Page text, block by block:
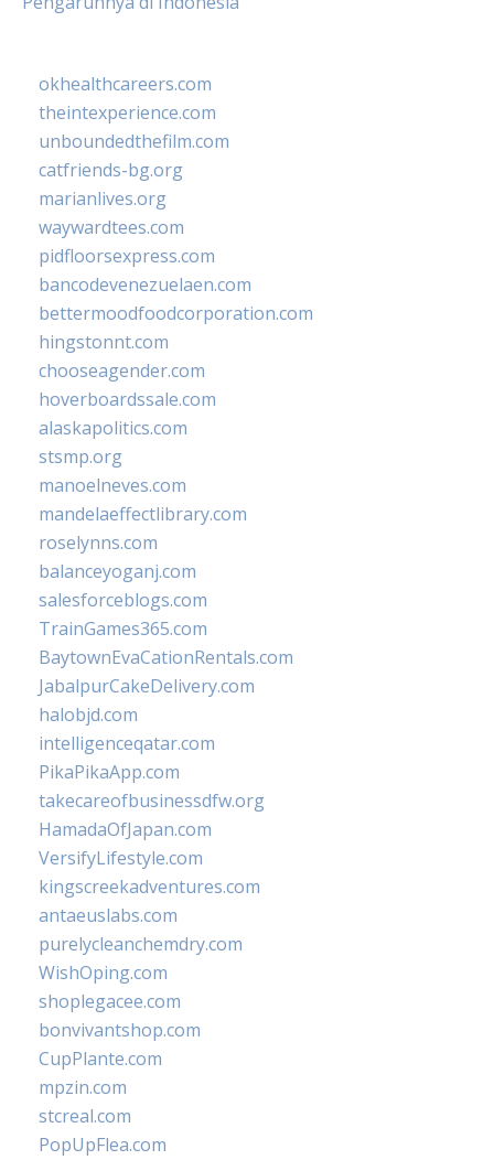
okhealthcareers.com
theintexperience.com
unboundedthefilm.com
catfriends-bg.org
marianlives.org
waywardtees.com
pidfloorsexpress.com
bancodevenezuelaen.com
bettermoodfoodcorporation.com
hingstonnt.com
chooseagender.com
hoverboardssale.com
alaskapolitics.com
stsmp.org
manoelneves.com
mandelaeffectlibrary.com
roselynns.com
balanceyoganj.com
salesforceblogs.com
TrainGames365.com
BaytownEvaCationRentals.com
JabalpurCakeDelivery.com
halobjd.com
intelligenceqatar.com
PikaPikaApp.com
takecareofbusinessdfw.org
HamadaOfJapan.com
VersifyLifestyle.com
kingscreekadventures.com
antaeuslabs.com
purelycleanchemdry.com
WishOping.com
shoplegacee.com
bonvivantshop.com
CupPlante.com
mpzin.com
stcreal.com
PopUpFlea.com